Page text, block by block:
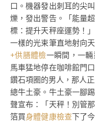
口。機器發出刺耳的尖
爍，發出警告。「能量
標：提升天秤座運勢！
一樣的光束筆直地射向
+供膳體檢一瞬間，一
馬車猛地停在咖啡館門
鑽石項圈的男人，那人
總牛土豪。牛土豪一腳
聲宣布：「天秤！別管
箔買身體健康檢查下了